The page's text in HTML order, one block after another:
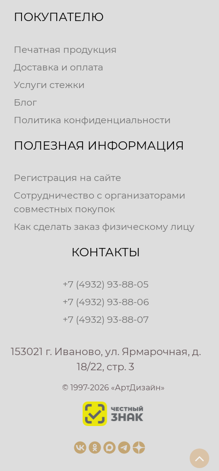
ПОКУПАТЕЛЮ
Печатная продукция
Доставка и оплата
Услуги стежки
Блог
Политика конфиденциальности
ПОЛЕЗНАЯ ИНФОРМАЦИЯ
Регистрация на сайте
Сотрудничество с организаторами
совместных покупок
Как сделать заказ физическому лицу
КОНТАКТЫ
+7 (4932) 93-88-05
+7 (4932) 93-88-06
+7 (4932) 93-88-07
153021 г. Иваново, ул. Ярмарочная, д.
18/22, стр. 3
© 1997-2026 «АртДизайн»